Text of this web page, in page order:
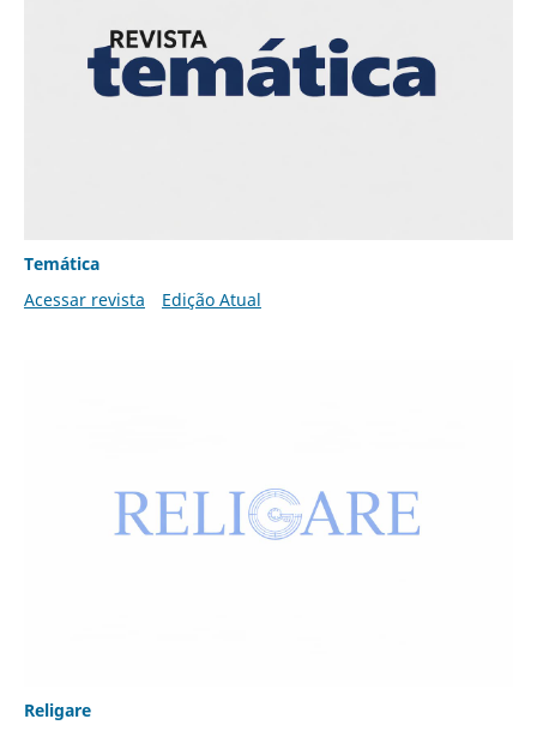
Temática
Acessar revista
Edição Atual
Religare